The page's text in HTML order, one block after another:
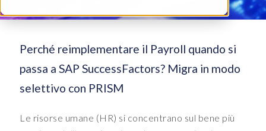
Perché reimplementare il Payroll quando si
passa a SAP SuccessFactors? Migra in modo
selettivo con PRISM
Le risorse umane (HR) si concentrano sul bene più